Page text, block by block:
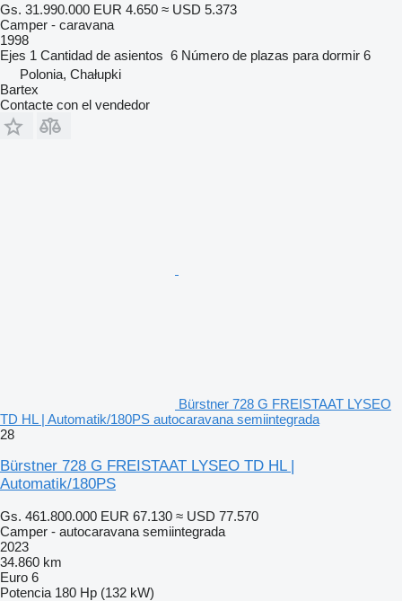
Gs. 31.990.000 EUR 4.650 ≈ USD 5.373
Camper - caravana
1998
Ejes 1 Cantidad de asientos 6 Número de plazas para dormir 6
Polonia, Chałupki
Bartex
Contacte con el vendedor
Bürstner 728 G FREISTAAT LYSEO
TD HL | Automatik/180PS autocaravana semiintegrada
28
Bürstner 728 G FREISTAAT LYSEO TD HL |
Automatik/180PS
Gs. 461.800.000 EUR 67.130 ≈ USD 77.570
Camper - autocaravana semiintegrada
2023
34.860 km
Euro 6
Potencia 180 Hp (132 kW)